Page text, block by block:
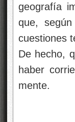
geografía
que,
cuestiones
De hecho,
haber
mente.